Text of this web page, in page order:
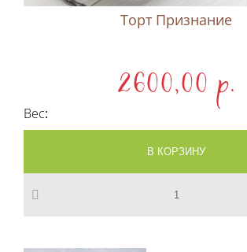
Торт Признание
2600,00 p.
Вес